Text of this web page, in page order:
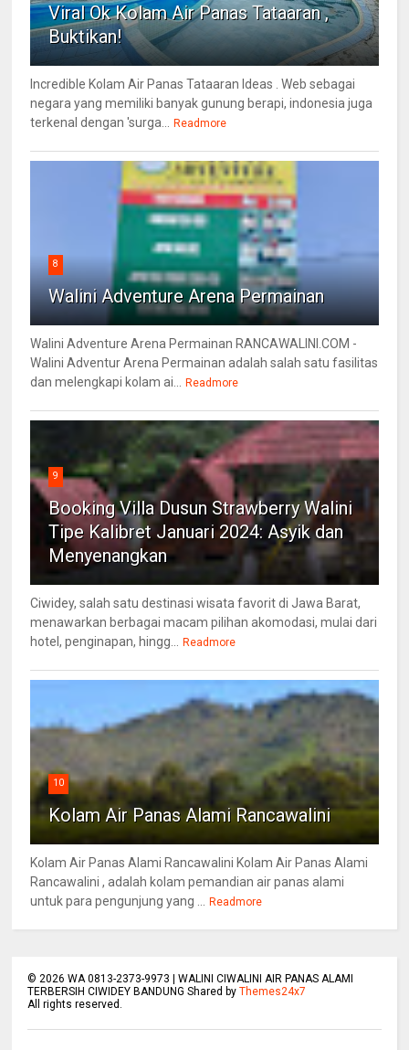
Viral Ok Kolam Air Panas Tataaran ,
Buktikan!
Incredible Kolam Air Panas Tataaran Ideas . Web sebagai
negara yang memiliki banyak gunung berapi, indonesia juga
terkenal dengan 'surga...
Readmore
8
Walini Adventure Arena Permainan
Walini Adventure Arena Permainan RANCAWALINI.COM -
Walini Adventur Arena Permainan adalah salah satu fasilitas
dan melengkapi kolam ai...
Readmore
9
Booking Villa Dusun Strawberry Walini
Tipe Kalibret Januari 2024: Asyik dan
Menyenangkan
Ciwidey, salah satu destinasi wisata favorit di Jawa Barat,
menawarkan berbagai macam pilihan akomodasi, mulai dari
hotel, penginapan, hingg...
Readmore
10
Kolam Air Panas Alami Rancawalini
Kolam Air Panas Alami Rancawalini Kolam Air Panas Alami
Rancawalini , adalah kolam pemandian air panas alami
untuk para pengunjung yang ...
Readmore
© 2026 WA 0813-2373-9973 | WALINI CIWALINI AIR PANAS ALAMI
TERBERSIH CIWIDEY BANDUNG Shared byThemes24x7
All rights reserved.